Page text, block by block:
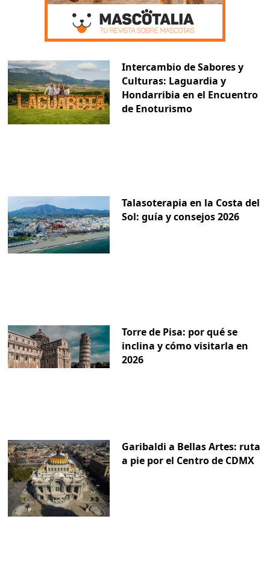
Intercambio de Sabores y
Culturas: Laguardia y
Hondarribia en el Encuentro
de Enoturismo
Talasoterapia en la Costa del
Sol: guía y consejos 2026
Torre de Pisa: por qué se
inclina y cómo visitarla en
2026
Garibaldi a Bellas Artes: ruta
a pie por el Centro de CDMX